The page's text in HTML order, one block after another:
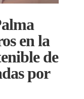
en la
de
por